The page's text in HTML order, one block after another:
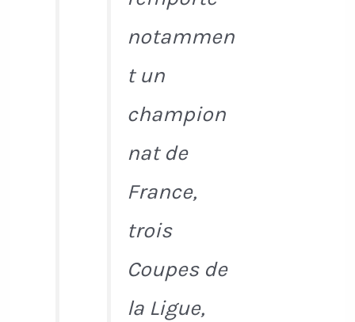
notammen
t un
champion
nat de
France,
trois
Coupes de
la Ligue,